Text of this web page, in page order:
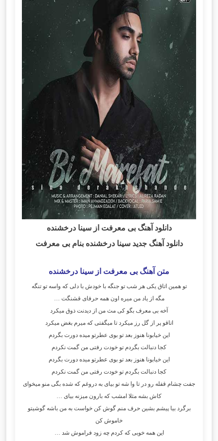
دانلود آهنگ بی معرفت از سینا درخشنده
دانلود آهنگ جدید سینا درخشنده بنام بی معرفت
متن آهنگ بی معرفت از سینا درخشنده
تو همین اتاق یکی هر شب تو جنگه با خودش با دلی که واسه تو تنگه
مگه از یاد من میره اون همه حرفای قشنگت …
آخه بی معرف بگو کی مث من از دیدنت ذوق میکرد
اتاقو پر از گل رز میکرد تا میگفتی که میرم بغض میکرد
این خیابونا هنوز بعد تو بوی عطرتو میده دورت بگردم
کجا دنبالت بگردم تو خودت رفتی من گمت نکردم
این خیابونا هنوز بعد تو بوی عطرتو میده دورت بگردم
کجا دنبالت بگردم تو خودت رفتی من گمت نکردم
جفت چشام قفله رو در تا وا شه تو بیای به دروغم که شده بگی منو میخوای
کاش بشه مثلا امشب که بارون میزنه بیای …
برگرد بیا پیشم بشین حرف منم گوش کن خواست به من باشه گوشیتو
خاموش کن
این همه خوبی که کردم چه زود فراموش شد …